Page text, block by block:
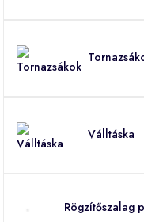
Válltáska
Rögzítőszalag